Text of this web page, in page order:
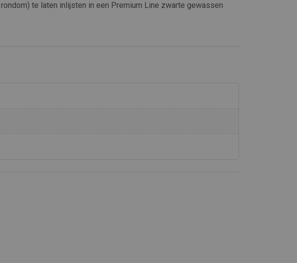
te laten inlijsten in een Premium Line zwarte gewassen